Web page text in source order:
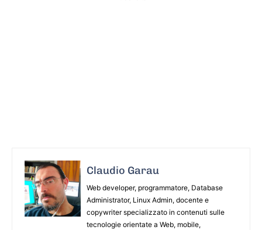
Claudio Garau
Web developer, programmatore, Database
Administrator, Linux Admin, docente e
copywriter specializzato in contenuti sulle
tecnologie orientate a Web, mobile,